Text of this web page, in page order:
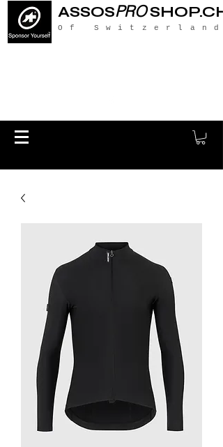
ASSOSPROSHOP.CH
Of Switzerland